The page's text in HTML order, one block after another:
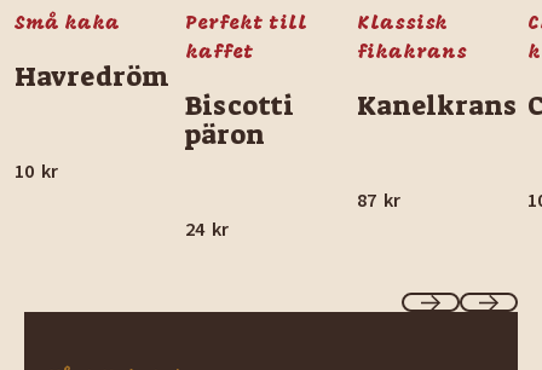
Små kaka
Havredröm
10 kr
Perfekt till
kaffet
Biscotti
päron
24 kr
Klassisk
fikakrans
Kanelkrans
87 kr
PreviousNext